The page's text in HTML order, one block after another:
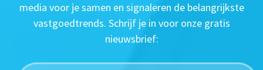
media voor je samen en signaleren de belangrijkste
vastgoedtrends. Schrijf je in voor onze gratis
nieuwsbrief: